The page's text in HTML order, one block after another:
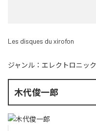
Les disques du xirofon
ジャンル： エレクトロニック
木代俊一郎